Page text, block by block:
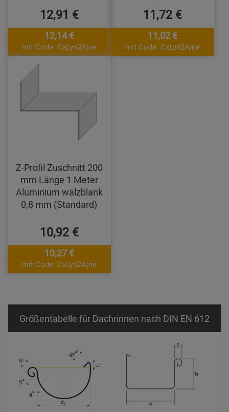
12,91 €
12,14 €
mit Code: CxLyh2Ajne
11,72 €
11,02 €
mit Code: CxLyh2Ajne
Z-Profil Zuschnitt 200
mm Länge 1 Meter
Aluminium walzblank
0,8 mm (Standard)
10,92 €
10,27 €
mit Code: CxLyh2Ajne
Größentabelle für Dachrinnen nach DIN EN 612